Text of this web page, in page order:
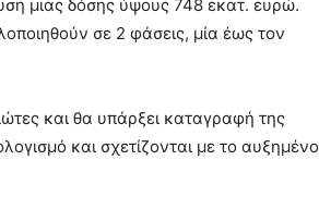
μιας δόσης ύψους 748 εκατ. ευρώ.
σε 2 φάσεις, μία έως τον
και θα υπάρξει καταγραφή της
και σχετίζονται με το αυξημένο